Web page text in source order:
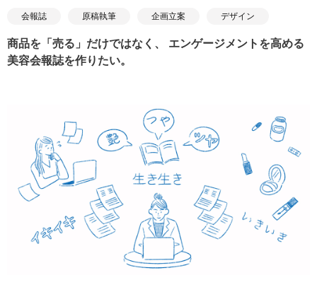
会報誌 原稿執筆 企画立案 デザイン
商品を「売る」だけではなく、 エンゲージメントを高める
美容会報誌を作りたい。